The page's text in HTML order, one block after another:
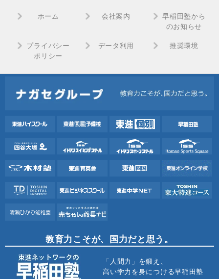
ホーム 会社案内
早稲田塾から
のお知らせ
プライバシー
ポリシー
データ利用 推奨環境
教育力こそが、国力だと思う。
「人間力」を鍛え、
高い学力を身につける早稲田塾